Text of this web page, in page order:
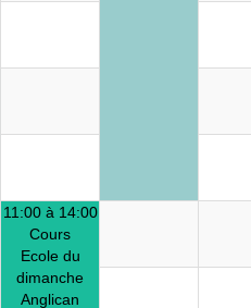
11:00 à 14:00
Cours
Ecole du
dimanche
Anglican